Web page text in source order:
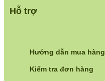
Hỗ trợ
Hướng dẫn mua hàng
Kiểm tra đơn hàng